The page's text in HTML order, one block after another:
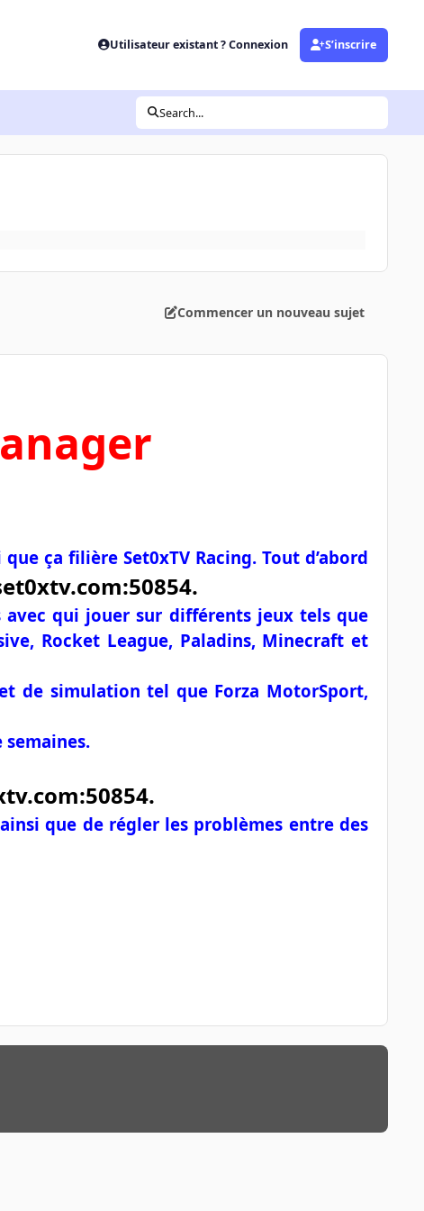
Utilisateur existant ? Connexion S’inscrire
Search...
Commencer un nouveau sujet
ça filière Set0xTV Racing. Tout d’abord
avec qui jouer sur différents jeux tels que
Rocket League, Paladins, Minecraft et
de simulation tel que Forza MotorSport,
que de régler les problèmes entre des